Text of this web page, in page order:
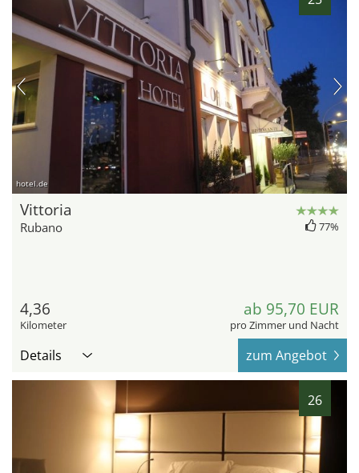
hotel.de
Vittoria
Rubano 77%
4,36
Kilometer
ab 95,70 EUR
pro Zimmer und Nacht
Details zum Angebot
26